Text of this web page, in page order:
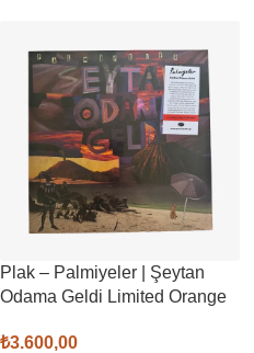
Plak – Palmiyeler | Şeytan
Odama Geldi Limited Orange
₺3.600,00